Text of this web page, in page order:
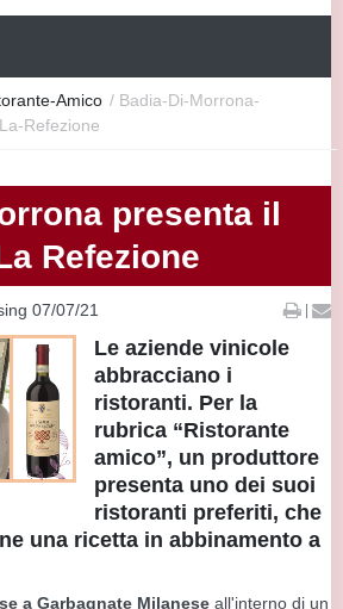
Amico / Badia-Di-Morrona-
Refezione
presenta il
Refezione
07/07/21 |
Le aziende vinicole
abbracciano i
ristoranti. Per la
rubrica “Ristorante
amico”, un produttore
presenta uno dei suoi
ristoranti preferiti, che
una ricetta in abbinamento a
a Garbagnate Milanese all'interno di un